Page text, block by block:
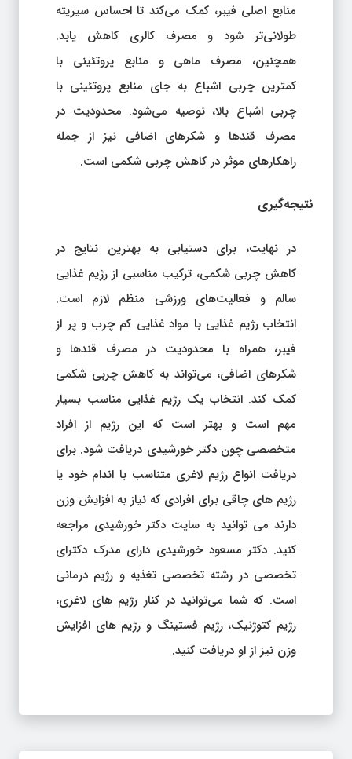
منابع اصلی فیبر، کمک می‌کند تا احساس سیریته
طولانی‌تر شود و مصرف کالری کاهش یابد.
همچنین، مصرف ماهی و منابع پروتئینی با
کمترین چربی اشباع به جای منابع پروتئینی با
چربی اشباع بالا، توصیه می‌شود. محدودیت در
مصرف قندها و شکرهای اضافی نیز از جمله
راهکارهای موثر در کاهش چربی شکمی است.
نتیجه‌گیری
در نهایت، برای دستیابی به بهترین نتایج در
کاهش چربی شکمی، ترکیب مناسبی از رژیم غذایی
سالم و فعالیت‌های ورزشی منظم لازم است.
انتخاب رژیم غذایی با مواد غذایی کم چرب و پر از
فیبر، همراه با محدودیت در مصرف قندها و
شکرهای اضافی، می‌تواند به کاهش چربی شکمی
کمک کند. انتخاب یک رژیم غذایی مناسب بسیار
مهم است و بهتر است که این رژیم از افراد
متخصصی چون دکتر خورشیدی دریافت شود. برای
دریافت انواع رژیم لاغری متناسب با اندام خود یا
رژیم های چاقی برای افرادی که نیاز به افزایش وزن
دارند می توانید به سایت دکتر خورشیدی مراجعه
کنید. دکتر مسعود خورشیدی دارای مدرک دکترای
تخصصی در رشته تخصصی تغذیه و رژیم درمانی
است. که شما می‌توانید در کنار رژیم های لاغری،
رژیم کتوژنیک، رژیم فستینگ و رژیم های افزایش
وزن نیز از او دریافت کنید.